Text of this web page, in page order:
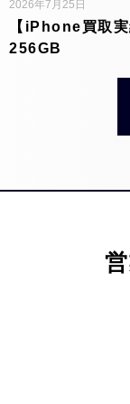
【iPhone買取
256GB
2026年7月25日